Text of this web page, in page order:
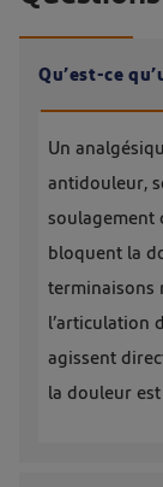
Qu’est-ce
Un
antidouleur,
soulagement
bloquent la
terminaisons
l’articulation
agissent
la douleur